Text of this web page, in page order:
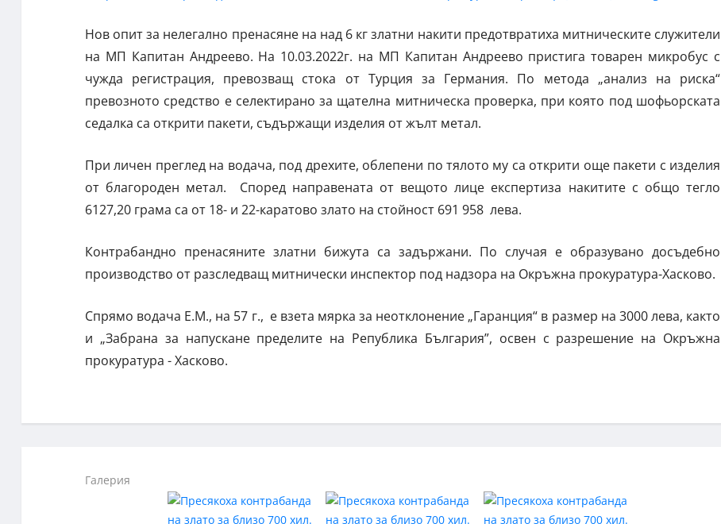
Нов опит за нелегално пренасяне на над 6 кг златни накити предотвратиха митническите служители
на МП Капитан Андреево. На 10.03.2022г. на МП Капитан Андреево пристига товарен микробус с
чужда регистрация, превозващ стока от Турция за Германия. По метода „анализ на риска“
превозното средство е селектирано за щателна митническа проверка, при която под шофьорската
седалка са открити пакети, съдържащи изделия от жълт метал.
При личен преглед на водача, под дрехите, облепени по тялото му са открити още пакети с изделия
от благороден метал. Според направената от вещото лице експертиза накитите с общо тегло
6127,20 грама са от 18- и 22-каратово злато на стойност 691 958 лева.
Контрабандно пренасяните златни бижута са задържани. По случая е образувано досъдебно
производство от разследващ митнически инспектор под надзора на Окръжна прокуратура-Хасково.
Спрямо водача Е.М., на 57 г., е взета мярка за неотклонение „Гаранция“ в размер на 3000 лева, както
и „Забрана за напускане пределите на Република България”, освен с разрешение на Окръжна
прокуратура - Хасково.
Галерия